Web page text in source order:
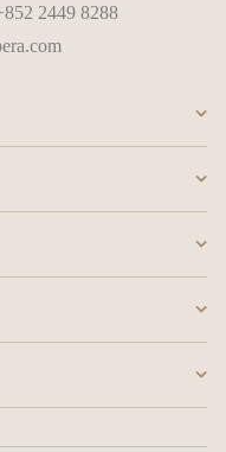
2449 8288